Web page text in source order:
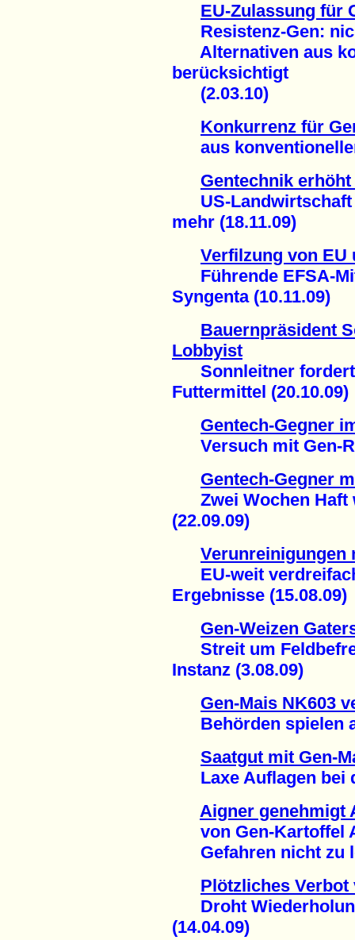
EU-Zulassung für
Resistenz-Gen:
Alternativen aus
berücksichtigt
(2.03.10)
Konkurrenz für
aus konventioneller
Gentechnik
US-Landwirtschaft
mehr (18.11.09)
Verfilzung von EU
Führende EFSA-
Syngenta (10.11.09)
Bauernpräsident
Lobbyist
Sonnleitner fordert
Futtermittel (20.10.09)
Gentech-Gegner
Versuch mit Gen-
Gentech-Gegner
Zwei Wochen Haft
(22.09.09)
Verunreinigungen
EU-weit
Ergebnisse (15.08.09)
Gen-Weizen
Streit um
Instanz (3.08.09)
Gen-Mais NK603
Behörden spielen
Saatgut mit Gen-
Laxe Auflagen bei
Aigner genehmigt
von Gen-Kartoffel
Gefahren nicht zu
Plötzliches Verbot
Droht
(14.04.09)